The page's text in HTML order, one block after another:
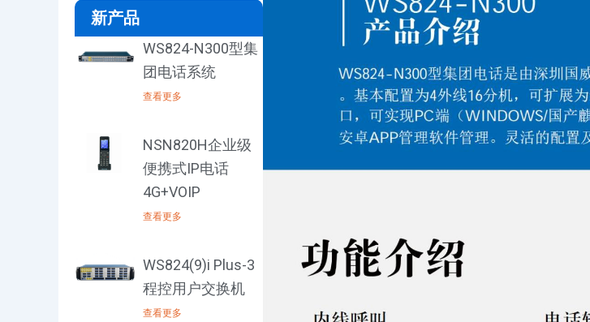
新产品
WS824-N300型集
团电话系统
查看更多
NSN820H企业级
便携式IP电话
4G+VOIP
查看更多
WS824(9)i Plus-3
程控用户交换机
查看更多